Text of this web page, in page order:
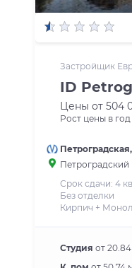
Застройщик
ID
Цены от 504
Рост цены в год
Петроградская,
Петроградский
Срок сдачи: 4
Без отделки
Кирпич +
Студия от